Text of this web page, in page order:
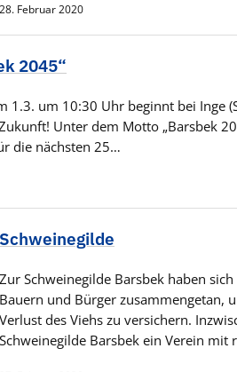
28. Februar 2020
2045“
1.3. um 10:30 Uhr beginnt bei Inge
Unter dem Motto „Barsbek
die nächsten 25…
Schweinegilde
Zur Schweinegilde Barsbek haben
Bauern und Bürger zusammengetan,
Verlust des Viehs zu versichern.
Schweinegilde Barsbek ein Verein mit